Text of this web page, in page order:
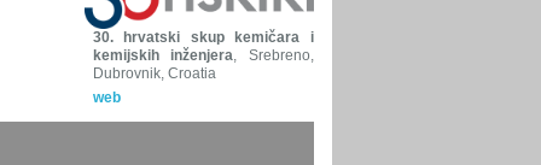
30. hrvatski skup kemičara i
kemijskih inženjera, Srebreno,
Dubrovnik, Croatia
web